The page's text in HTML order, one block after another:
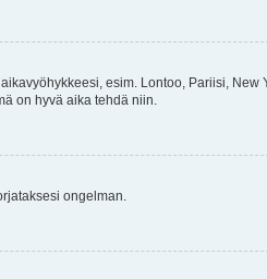
esim. Lontoo, Pariisi, New
on hyvä aika tehdä niin.
ongelman.